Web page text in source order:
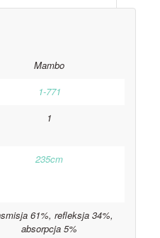
Mambo
1-771
1
235cm
61%, refleksja 34%,
absorpcja 5%